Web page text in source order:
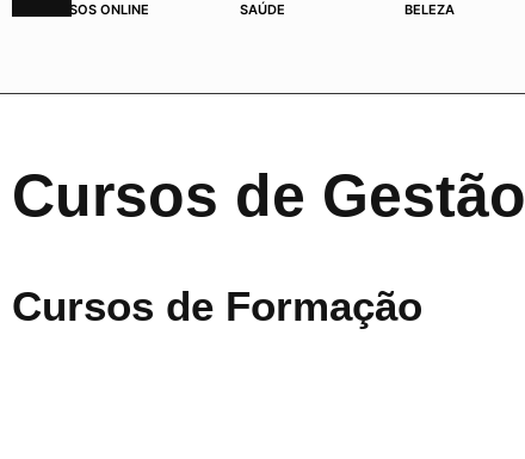
CURSOS ONLINE SAÚDE BELEZA
Cursos de Gestão
Cursos de Formação